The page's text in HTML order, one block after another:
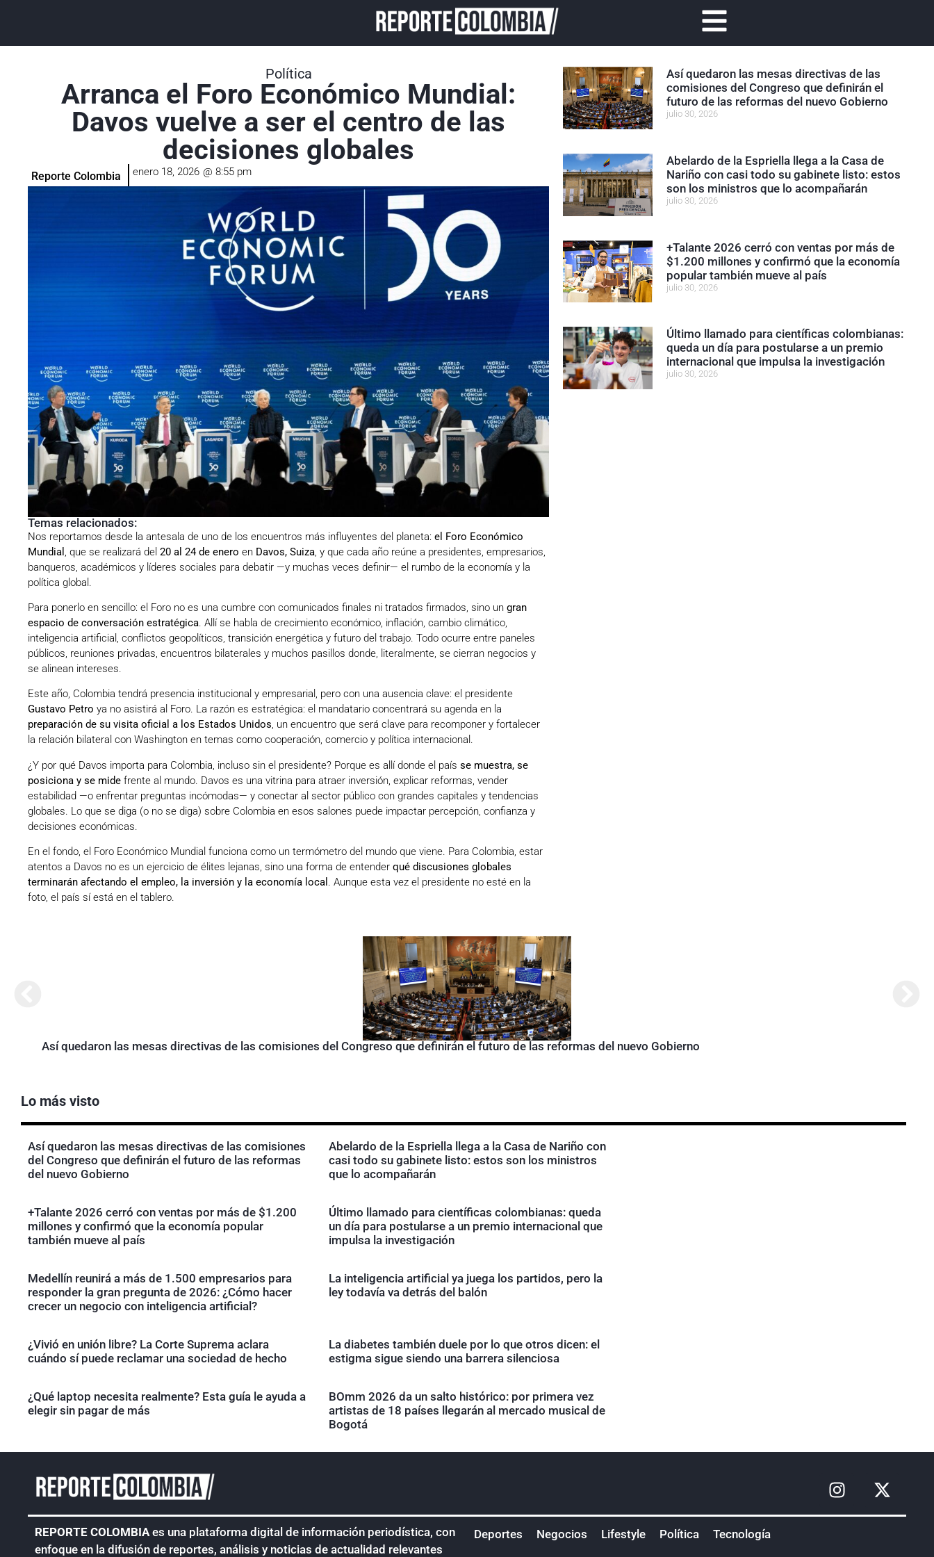
Política
Arranca el Foro Económico Mundial:
Davos vuelve a ser el centro de las
decisiones globales
Reporte Colombia enero 18, 2026 @ 8:55 pm
Temas relacionados:
Nos reportamos desde la antesala de uno de los encuentros más influyentes del planeta: el Foro Económico
Mundial
, que se realizará del 20 al 24 de enero en Davos, Suiza , y que cada año reúne a presidentes, empresarios,
banqueros, académicos y líderes sociales para debatir —y muchas veces definir— el rumbo de la economía y la
política global.
Para ponerlo en sencillo: el Foro no es una cumbre con comunicados finales ni tratados firmados, sino un gran
espacio de conversación estratégica. Allí se habla de crecimiento económico, inflación, cambio climático,
inteligencia artificial, conflictos geopolíticos, transición energética y futuro del trabajo. Todo ocurre entre paneles
públicos, reuniones privadas, encuentros bilaterales y muchos pasillos donde, literalmente, se cierran negocios y
se alinean intereses.
Este año, Colombia tendrá presencia institucional y empresarial, pero con una ausencia clave: el presidente
Gustavo Petro ya no asistirá al Foro. La razón es estratégica: el mandatario concentrará su agenda en la
preparación de su visita oficial a los Estados Unidos, un encuentro que será clave para recomponer y fortalecer
la relación bilateral con Washington en temas como cooperación, comercio y política internacional.
¿Y por qué Davos importa para Colombia, incluso sin el presidente? Porque es allí donde el país se muestra, se
posiciona y se mide frente al mundo. Davos es una vitrina para atraer inversión, explicar reformas, vender
estabilidad —o enfrentar preguntas incómodas— y conectar al sector público con grandes capitales y tendencias
globales. Lo que se diga (o no se diga) sobre Colombia en esos salones puede impactar percepción, confianza y
decisiones económicas.
En el fondo, el Foro Económico Mundial funciona como un termómetro del mundo que viene. Para Colombia, estar
atentos a Davos no es un ejercicio de élites lejanas, sino una forma de entender qué discusiones globales
terminarán afectando el empleo, la inversión y la economía local . Aunque esta vez el presidente no esté en la
foto, el país sí está en el tablero.
Así quedaron las mesas directivas de las
comisiones del Congreso que definirán el
futuro de las reformas del nuevo Gobierno
julio 30, 2026
Abelardo de la Espriella llega a la Casa de
Nariño con casi todo su gabinete listo: estos
son los ministros que lo acompañarán
julio 30, 2026
+Talante 2026 cerró con ventas por más de
$1.200 millones y confirmó que la economía
popular también mueve al país
julio 30, 2026
Último llamado para científicas colombianas:
queda un día para postularse a un premio
internacional que impulsa la investigación
julio 30, 2026
Así quedaron las mesas directivas de las comisiones del Congreso que definirán el futuro de las reformas del nuevo Gobierno
Lo más visto
Así quedaron las mesas directivas de las comisiones
del Congreso que definirán el futuro de las reformas
del nuevo Gobierno
Abelardo de la Espriella llega a la Casa de Nariño con
casi todo su gabinete listo: estos son los ministros
que lo acompañarán
+Talante 2026 cerró con ventas por más de $1.200
millones y confirmó que la economía popular
también mueve al país
Último llamado para científicas colombianas: queda
un día para postularse a un premio internacional que
impulsa la investigación
Medellín reunirá a más de 1.500 empresarios para
responder la gran pregunta de 2026: ¿Cómo hacer
crecer un negocio con inteligencia artificial?
La inteligencia artificial ya juega los partidos, pero la
ley todavía va detrás del balón
¿Vivió en unión libre? La Corte Suprema aclara
cuándo sí puede reclamar una sociedad de hecho
La diabetes también duele por lo que otros dicen: el
estigma sigue siendo una barrera silenciosa
¿Qué laptop necesita realmente? Esta guía le ayuda a
elegir sin pagar de más
BOmm 2026 da un salto histórico: por primera vez
artistas de 18 países llegarán al mercado musical de
Bogotá
REPORTE COLOMBIA es una plataforma digital de información periodística, con
enfoque en la difusión de reportes, análisis y noticias de actualidad relevantes
Deportes Negocios Lifestyle Política Tecnología